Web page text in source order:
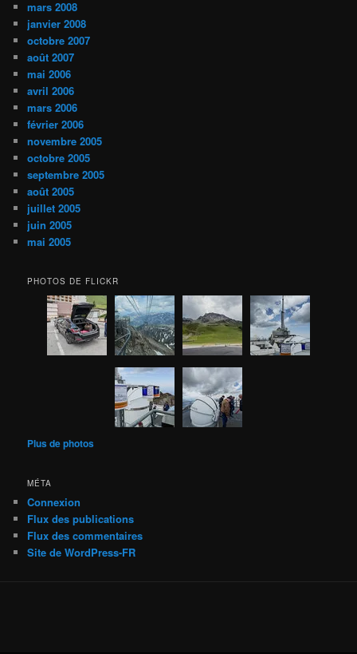
mars 2008
janvier 2008
octobre 2007
août 2007
mai 2006
avril 2006
mars 2006
février 2006
novembre 2005
octobre 2005
septembre 2005
août 2005
juillet 2005
juin 2005
mai 2005
PHOTOS DE FLICKR
Plus de photos
MÉTA
Connexion
Flux des publications
Flux des commentaires
Site de WordPress-FR